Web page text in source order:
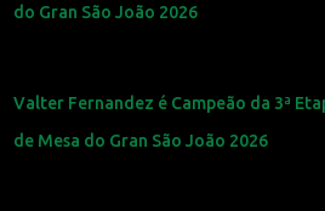
do Gran São João 2026
Valter Fernandez é Campeão da 3ª
de Mesa do Gran São João 2026